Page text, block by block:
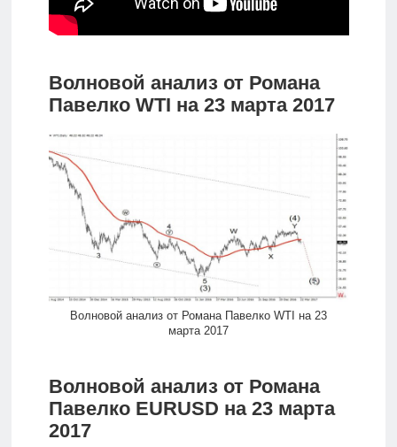
Волновой анализ от Романа
Павелко WTI на 23 марта 2017
Волновой анализ от Романа Павелко WTI на 23
марта 2017
Волновой анализ от Романа
Павелко EURUSD на 23 марта
2017